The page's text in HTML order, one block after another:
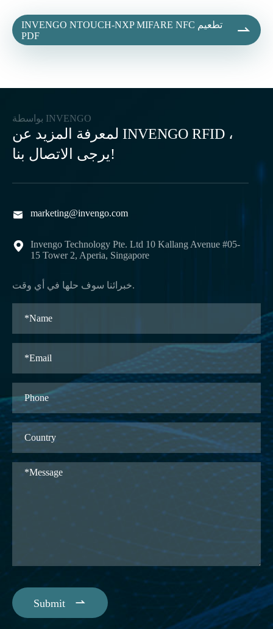
INVENGO NTOUCH-NXP MIFARE NFC تطعيم
PDF

بواسطة INVENGO
لمعرفة المزيد عن INVENGO RFID ،
يرجى الاتصال بنا!
 marketing@invengo.com

Invengo Technology Pte. Ltd 10 Kallang Avenue #05-
15 Tower 2, Aperia, Singapore
خبرائنا سوف حلها في أي وقت.
Submit 